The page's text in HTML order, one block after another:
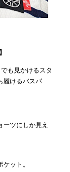
も見かけるスタ
履けるバスパ
ツにしか見え
ット。